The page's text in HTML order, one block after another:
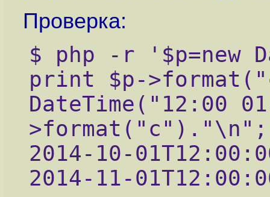
Проверка:
$ php -r '$p=new
print $p-
DateTime("12:00
2014-10-
2014-11-